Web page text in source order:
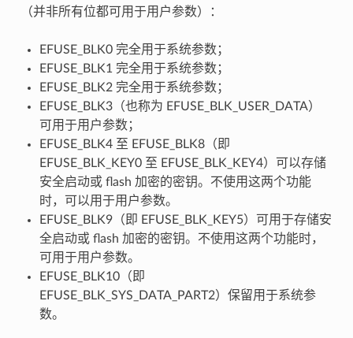
（并非所有位都可用于用户参数）：
EFUSE_BLK0 完全用于系统参数；
EFUSE_BLK1 完全用于系统参数；
EFUSE_BLK2 完全用于系统参数；
EFUSE_BLK3（也称为 EFUSE_BLK_USER_DATA）
可用于用户参数；
EFUSE_BLK4 至 EFUSE_BLK8（即
EFUSE_BLK_KEY0 至 EFUSE_BLK_KEY4）可以存储
安全启动或 flash 加密的密钥。不使用这两个功能
时，可以用于用户参数。
EFUSE_BLK9（即 EFUSE_BLK_KEY5）可用于存储安
全启动或 flash 加密的密钥。不使用这两个功能时，
可用于用户参数。
EFUSE_BLK10（即
EFUSE_BLK_SYS_DATA_PART2）保留用于系统参
数。